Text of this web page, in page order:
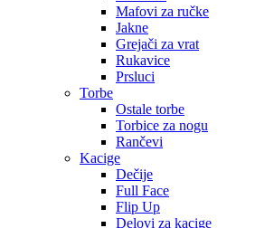
Mafovi za ručke
Jakne
Grejači za vrat
Rukavice
Prsluci
Torbe
Ostale torbe
Torbice za nogu
Rančevi
Kacige
Dečije
Full Face
Flip Up
Delovi za kacige